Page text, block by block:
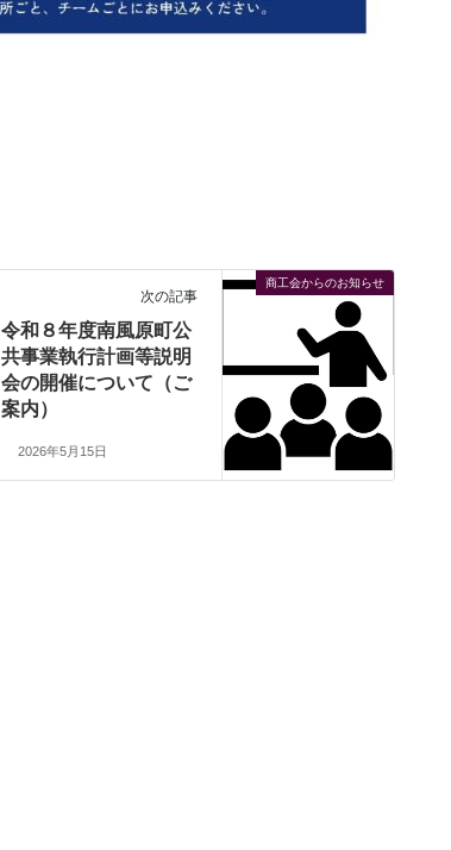
商工会からのお知らせ
次の記事
令和８年度南風原町公
共事業執行計画等説明
会の開催について（ご
案内）
2026年5月15日